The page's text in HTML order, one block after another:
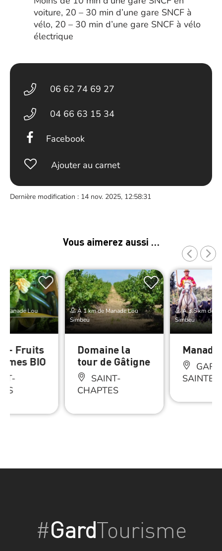
voiture, 20 – 30 min d’une gare SNCF à
vélo, 20 – 30 min d’une gare SNCF à vélo
électrique
06 62 74 69 27
04 66 63 15 34
Facebook
Ajouter au carnet
Dernière modification : 14 nov. 2025, 12:58:31
Vous aimerez aussi …
Manade Lou
– Fruits
BIO
À 1 km de Manade Lou
Simbeü
Domaine la
tour de Gâtigne
SAINT-
CHAPTES
À 3.5 km de
Simbeü
SAINTE-
#GardTourisme